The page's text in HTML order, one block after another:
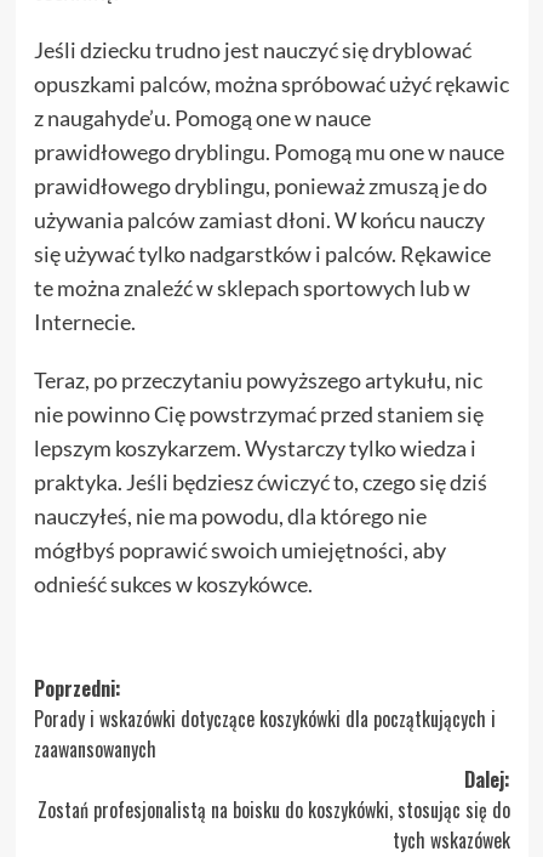
Jeśli dziecku trudno jest nauczyć się dryblować
opuszkami palców, można spróbować użyć rękawic
z naugahyde’u. Pomogą one w nauce
prawidłowego dryblingu. Pomogą mu one w nauce
prawidłowego dryblingu, ponieważ zmuszą je do
używania palców zamiast dłoni. W końcu nauczy
się używać tylko nadgarstków i palców. Rękawice
te można znaleźć w sklepach sportowych lub w
Internecie.
Teraz, po przeczytaniu powyższego artykułu, nic
nie powinno Cię powstrzymać przed staniem się
lepszym koszykarzem. Wystarczy tylko wiedza i
praktyka. Jeśli będziesz ćwiczyć to, czego się dziś
nauczyłeś, nie ma powodu, dla którego nie
mógłbyś poprawić swoich umiejętności, aby
odnieść sukces w koszykówce.
Zobacz
wpisy
Poprzedni:
Porady i wskazówki dotyczące koszykówki dla początkujących i
zaawansowanych
Dalej:
Zostań profesjonalistą na boisku do koszykówki, stosując się do
tych wskazówek